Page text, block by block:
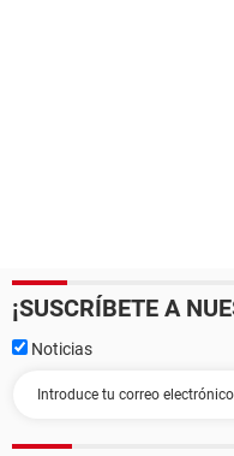
¡SUSCRÍBETE A
Noticias